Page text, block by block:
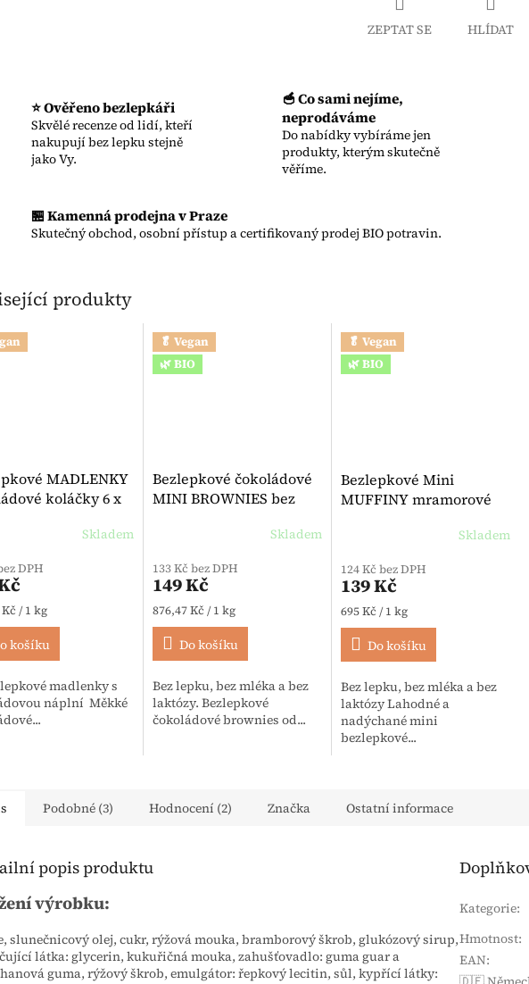
ZEPTAT SE HLÍDAT
⭐ Ověřeno bezlepkáři
Skvělé recenze od lidí, kteří
nakupují bez lepku stejně
jako Vy.
🥣 Co sami nejíme,
neprodáváme
Do nabídky vybíráme jen
produkty, kterým skutečně
věříme.
🏪 Kamenná prodejna v Praze
Skutečný obchod, osobní přístup a certifikovaný prodej BIO potravin.
produkty
MADLENKY
koláčky 6 x
hodnocení produktu je 5,0 z 5 hvězdiček.
Skladem
DPH
/ 1 kg
košíku
madlenky s
náplní Měkké
🥬 Vegan
🌿 BIO
Bezlepkové čokoládové
MINI BROWNIES bez
Skladem
133 Kč bez DPH
149 Kč
Měrná cena:
876,47 Kč / 1 kg
Do košíku
Bez lepku, bez mléka a bez
laktózy. Bezlepkové
čokoládové brownies od...
🥬 Vegan
🌿 BIO
Bezlepkové Mini
MUFFINY mramorové
Skladem
124 Kč bez DPH
139 Kč
Měrná cena:
695 Kč / 1 kg
Do košíku
Bez lepku, bez mléka a bez
laktózy Lahodné a
nadýchané mini
bezlepkové...
Podobné (3) Hodnocení (2) Značka Ostatní informace
popis produktu
výrobku:
slunečnicový olej, cukr, rýžová mouka, bramborový škrob, glukózový sirup,
látka: glycerin, kukuřičná mouka, zahušťovadlo: guma guar a
guma, rýžový škrob, emulgátor: řepkový lecitin, sůl, kypřící látky:
Kategorie:
Hmotnost:
EAN: